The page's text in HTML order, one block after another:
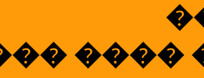
����